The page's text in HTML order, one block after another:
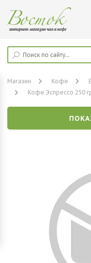
Магазин Кофе
Кофе Эспрессо 250